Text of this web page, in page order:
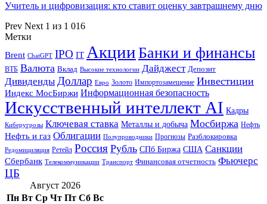
Учитель и цифровизация: кто ставит оценку завтрашнему дню
Prev Next 1 из 1 016
Метки
Brent ChatGPT IPO IT АкцииБанки и финансы
ВТБ Валюта Вклад Высокие технологии Дайджест Депозит
Дивиденды Доллар Евро Золото Импортозамещение Инвестиции
Индекс МосБиржи Информационная безопасность
Искусственный интеллект AI Кадры
Киберугрозы Ключевая ставка Металлы и добыча Мосбиржа Нефть
Нефть и газ Облигации Полупроводники Прогнозы Разблокировка
Редомициляция Ретейл Россия Рубль СПб Биржа США Санкции
Сбербанк Телекоммуникации Транспорт Финансовая отчетность Фьючерс
ЦБ
Август 2026
Пн Вт Ср Чт Пт Сб Вс